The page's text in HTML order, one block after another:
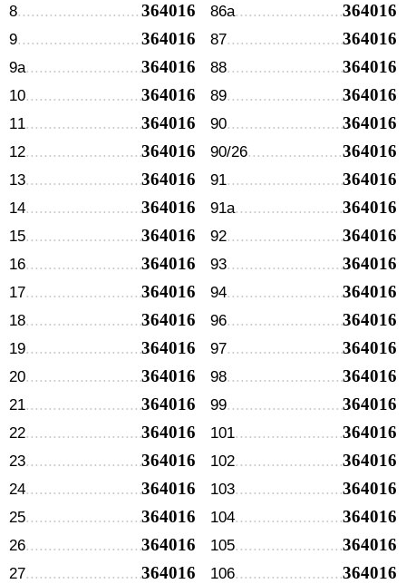
8 364016
9 364016
9а 364016
10 364016
11 364016
12 364016
13 364016
14 364016
15 364016
16 364016
17 364016
18 364016
19 364016
20 364016
21 364016
22 364016
23 364016
24 364016
25 364016
26 364016
27 364016
86а 364016
87 364016
88 364016
89 364016
90 364016
90/26 364016
91 364016
91а 364016
92 364016
93 364016
94 364016
96 364016
97 364016
98 364016
99 364016
101 364016
102 364016
103 364016
104 364016
105 364016
106 364016